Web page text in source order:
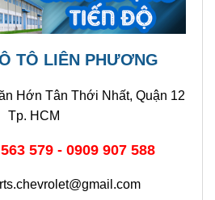
TÔ LIÊN PHƯƠNG
Hớn Tân Thới Nhất, Quận 12
Tp. HCM
579 - 0909 907 588